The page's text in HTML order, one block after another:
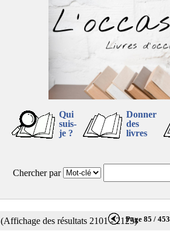
Qui
suis-
je ?
Donner
des
livres
Chercher par
(Affichage des résultats 2101 - 2125)Page 85 / 453